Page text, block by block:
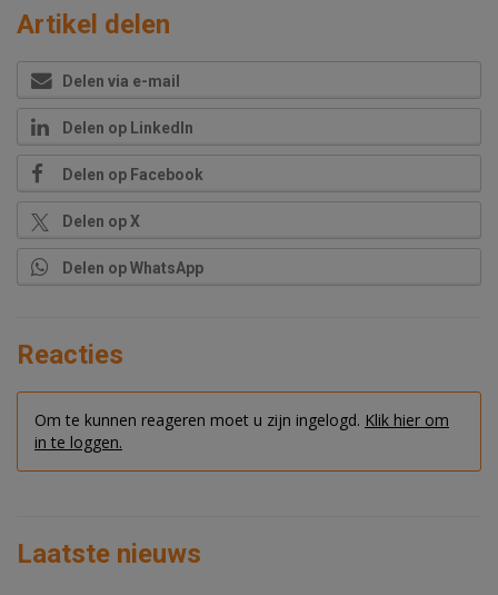
Artikel delen
Delen via e-mail
Delen op LinkedIn
Delen op Facebook
Delen op X
Delen op WhatsApp
Reacties
Om te kunnen reageren moet u zijn ingelogd. Klik hier om
in te loggen.
Laatste nieuws